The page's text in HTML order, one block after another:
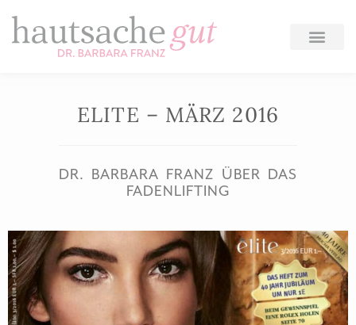
Zum
ELITE – MÄRZ 2016
DR. BARBARA FRANZ ÜBER DAS
FADENLIFTING